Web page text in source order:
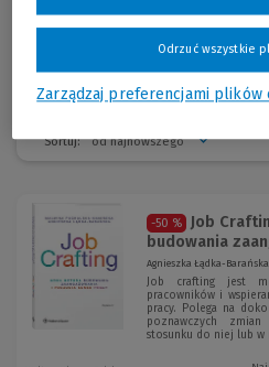
sensu.
Sortuj:
-50 %
Job
budowania
Agnieszka Łądka-
Job crafting jest
pracowników i
pracy. Polega na
poznawczych
stosunku do niej lub w
Zarządzaj preferencjami plików
Odrzuć wszystkie